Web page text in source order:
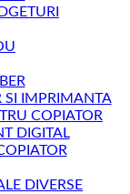
SI IMPRIMANTA
COPIATOR
DIGITAL
DIVERSE